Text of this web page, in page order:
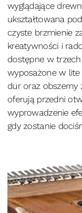
wyglądające
ukształtowana
czyste brzmienie
kreatywności i
dostępne w
wyposażone w
dur oraz obszerny
oferują przedni
wyprowadzenie
gdy zostanie